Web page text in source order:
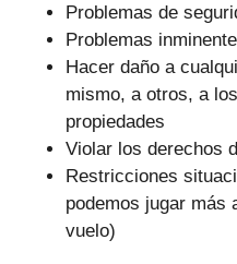
Problemas de
Problemas
Hacer daño a
mismo, a otros, a
propiedades
Violar los derechos
Restricciones
podemos jugar más
vuelo)